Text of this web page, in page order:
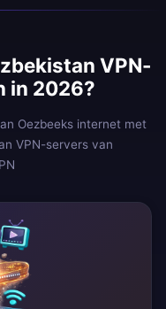
VPN-
in 2026?
Oezbeeks internet met
VPN-servers van